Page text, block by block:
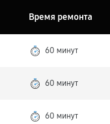
Время ремонта
60 минут
60 минут
60 минут